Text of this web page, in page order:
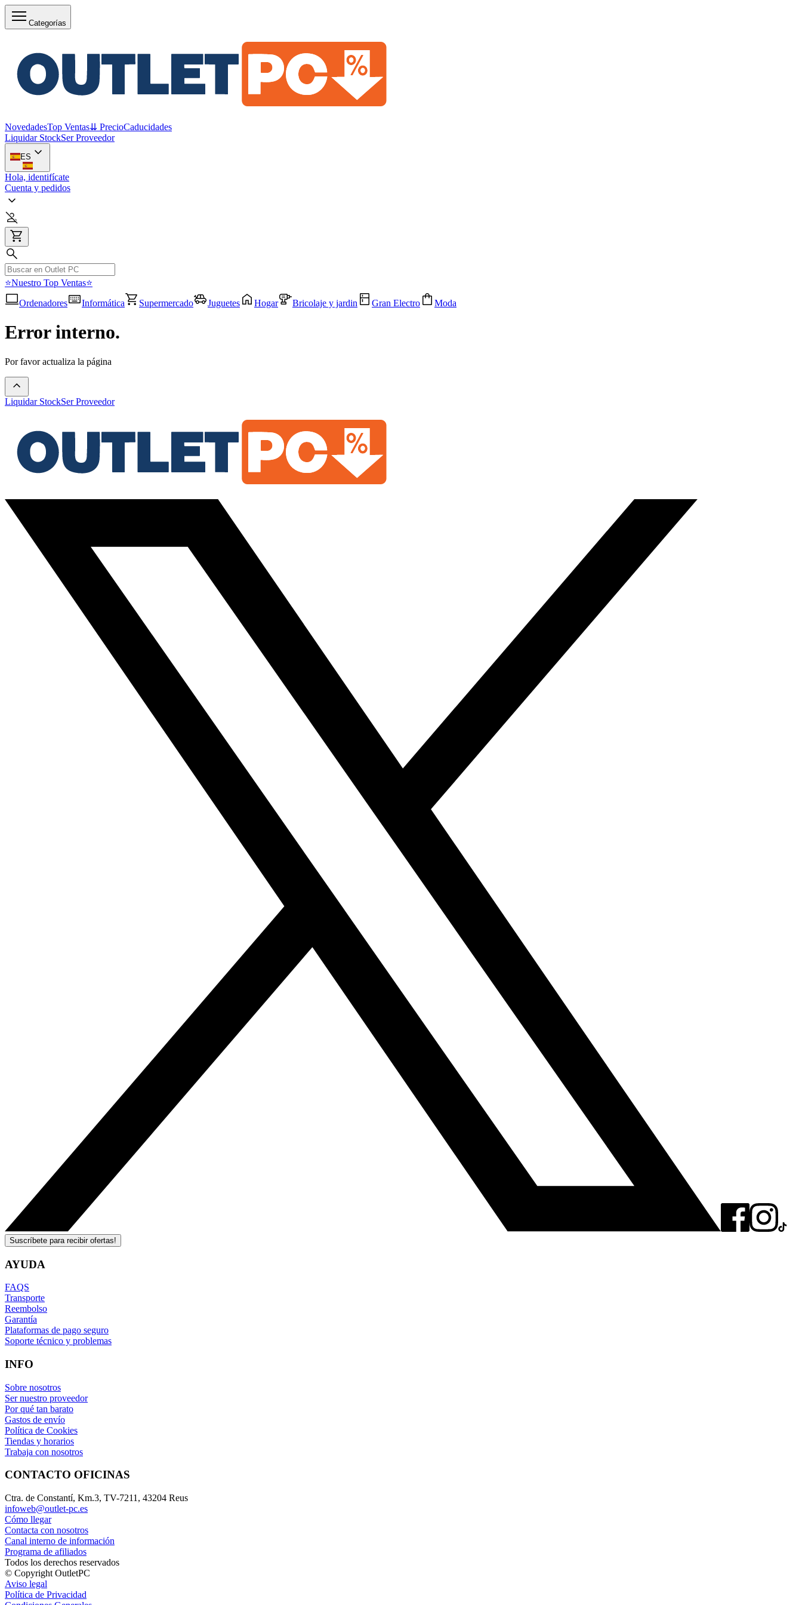
Categorías
NovedadesTop Ventas⇊ PrecioCaducidades
Liquidar StockSer Proveedor
ES
Hola, identifícate
Cuenta y pedidos
⭐Nuestro Top Ventas⭐
Ordenadores
Informática Supermercado Juguetes Hogar Bricolaje y jardin Gran Electro Moda
Error interno.
Por favor actualiza la página
Liquidar StockSer Proveedor
Suscríbete para recibir ofertas!
AYUDA
FAQS
Transporte
Reembolso
Garantía
Plataformas de pago seguro
Soporte técnico y problemas
INFO
Sobre nosotros
Ser nuestro proveedor
Por qué tan barato
Gastos de envío
Política de Cookies
Tiendas y horarios
Trabaja con nosotros
CONTACTO OFICINAS
Ctra. de Constantí, Km.3, TV-7211, 43204 Reus
infoweb@outlet-pc.es
Cómo llegar
Contacta con nosotros
Canal interno de información
Programa de afiliados
Todos los derechos reservados
© Copyright OutletPC
Aviso legal
Política de Privacidad